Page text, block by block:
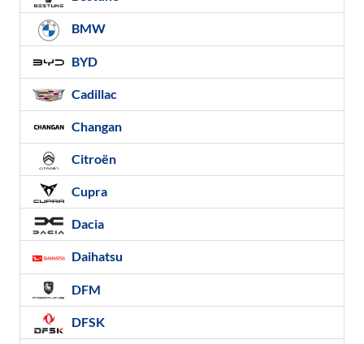
BMW
BYD
Cadillac
Changan
Citroën
Cupra
Dacia
Daihatsu
DFM
DFSK